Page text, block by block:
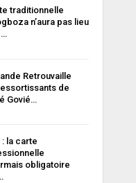
traditionnelle
n’aura pas lieu
Retrouvaille
de
Govié…
la carte
obligatoire